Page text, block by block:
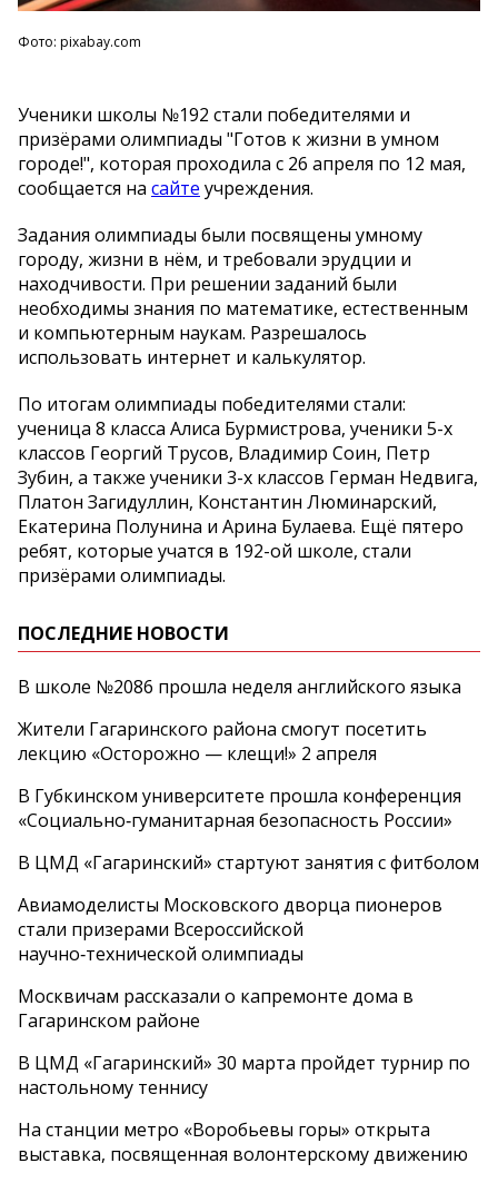
Фото: pixabay.com
Ученики школы №192 стали победителями и
призёрами олимпиады "Готов к жизни в умном
городе!", которая проходила с 26 апреля по 12 мая,
сообщается на сайте учреждения.
Задания олимпиады были посвящены умному
городу, жизни в нём, и требовали эрудции и
находчивости. При решении заданий были
необходимы знания по математике, естественным
и компьютерным наукам. Разрешалось
использовать интернет и калькулятор.
По итогам олимпиады победителями стали:
ученица 8 класса Алиса Бурмистрова, ученики 5-х
классов Георгий Трусов, Владимир Соин, Петр
Зубин, а также ученики 3-х классов Герман Недвига,
Платон Загидуллин, Константин Люминарский,
Екатерина Полунина и Арина Булаева. Ещё пятеро
ребят, которые учатся в 192-ой школе, стали
призёрами олимпиады.
ПОСЛЕДНИЕ НОВОСТИ
В школе №2086 прошла неделя английского языка
Жители Гагаринского района смогут посетить
лекцию «Осторожно — клещи!» 2 апреля
В Губкинском университете прошла конференция
«Социально‑гуманитарная безопасность России»
В ЦМД «Гагаринский» стартуют занятия с фитболом
Авиамоделисты Московского дворца пионеров
стали призерами Всероссийской
научно‑технической олимпиады
Москвичам рассказали о капремонте дома в
Гагаринском районе
В ЦМД «Гагаринский» 30 марта пройдет турнир по
настольному теннису
На станции метро «Воробьевы горы» открыта
выставка, посвященная волонтерскому движению